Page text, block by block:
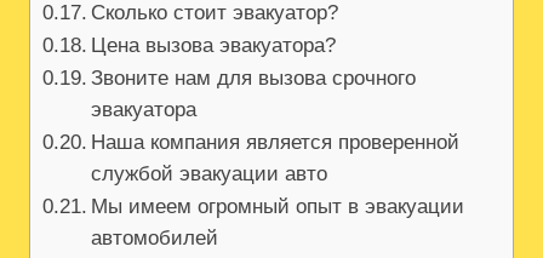
Сколько стоит эвакуатор?
Цена вызова эвакуатора?
Звоните нам для вызова срочного
эвакуатора
Наша компания является проверенной
службой эвакуации авто
Мы имеем огромный опыт в эвакуации
автомобилей